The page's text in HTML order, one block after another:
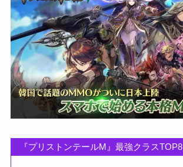
『プリストンテールM』最強クラスTOP8